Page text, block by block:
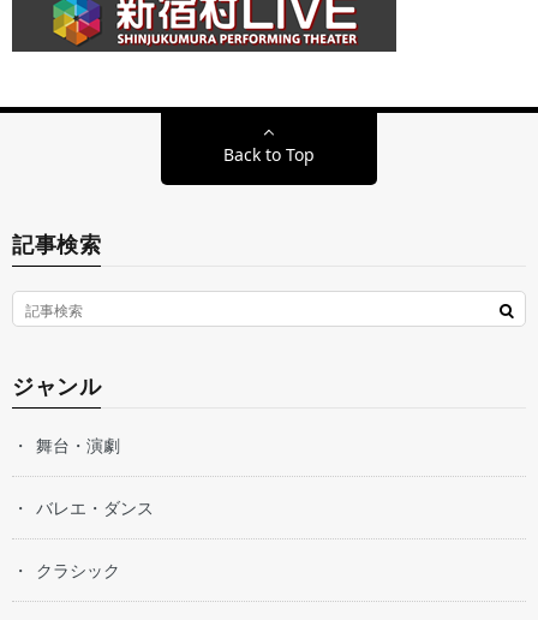
Back to Top
記事検索
ジャンル
舞台・演劇
バレエ・ダンス
クラシック